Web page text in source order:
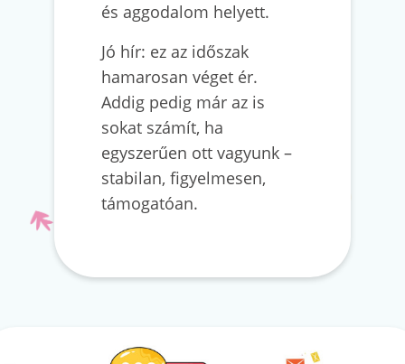
és aggodalom helyett.
Jó hír: ez az időszak
hamarosan véget ér.
Addig pedig már az is
sokat számít, ha
egyszerűen ott vagyunk –
stabilan, figyelmesen,
támogatóan.